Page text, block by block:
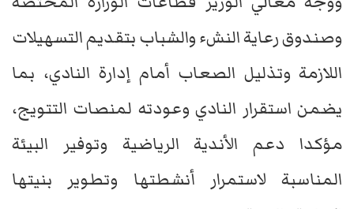
وصندوق رعاية النشء والشباب بتقديم التسهيلات
اللازمة وتذليل الصعاب أمام إدارة النادي، بما
يضمن استقرار النادي وعودته لمنصات التتويج،
مؤكدا دعم الأندية الرياضية وتوفير البيئة
المناسبة لاستمرار أنشطتها وتطوير بنيتها